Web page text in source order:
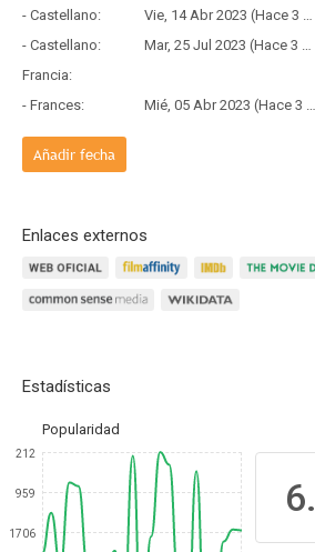
- Castellano: Vie, 14 Abr 2023 (Hace 3 años y 3 meses)
- Castellano:
Mar, 25 Jul 2023 (Hace 3 años)
Francia:
- Frances:
Mié, 05 Abr 2023 (Hace 3 años y 4 meses)
Añadir fecha
Enlaces externos
Estadísticas
Popularidad
212
959
1706